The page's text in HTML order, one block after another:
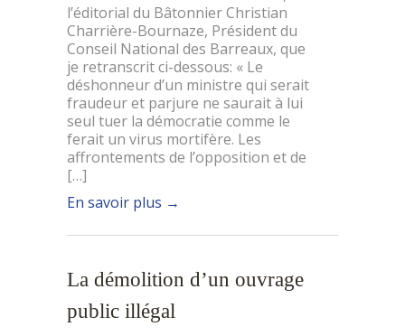
l’éditorial du Bâtonnier Christian
Charrière-Bournaze, Président du
Conseil National des Barreaux, que
je retranscrit ci-dessous: « Le
déshonneur d’un ministre qui serait
fraudeur et parjure ne saurait à lui
seul tuer la démocratie comme le
ferait un virus mortifère. Les
affrontements de l’opposition et de
[…]
En savoir plus →
La démolition d’un ouvrage
public illégal